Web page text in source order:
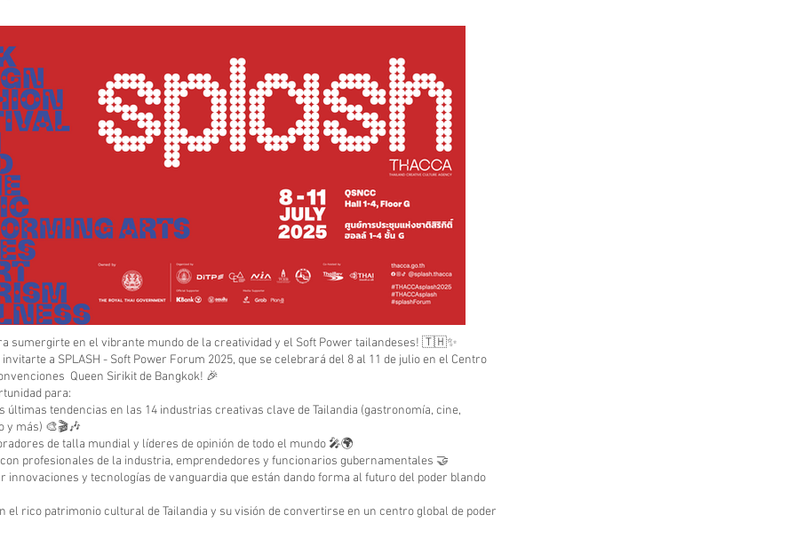
sumergirte en el vibrante mundo de la creatividad y el Soft Power tailandeses! 🇹🇭✨
a SPLASH - Soft Power Forum 2025, que se celebrará del 8 al 11 de julio en el Centro
Queen Sirikit de Bangkok! 🎉
para:
últimas tendencias en las 14 industrias creativas clave de Tailandia (gastronomía, cine,
y más) 🎨🎬🎶
de talla mundial y líderes de opinión de todo el mundo 🎤🌍
profesionales de la industria, emprendedores y funcionarios gubernamentales 🤝
innovaciones y tecnologías de vanguardia que están dando forma al futuro del poder blando
el rico patrimonio cultural de Tailandia y su visión de convertirse en un centro global de poder